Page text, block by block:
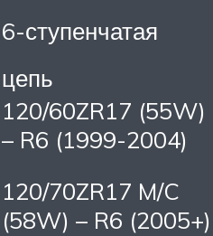
6-ступенчатая
цепь
120/60ZR17 (55W)
– R6 (1999-2004)
120/70ZR17 M/C
(58W) – R6 (2005+)